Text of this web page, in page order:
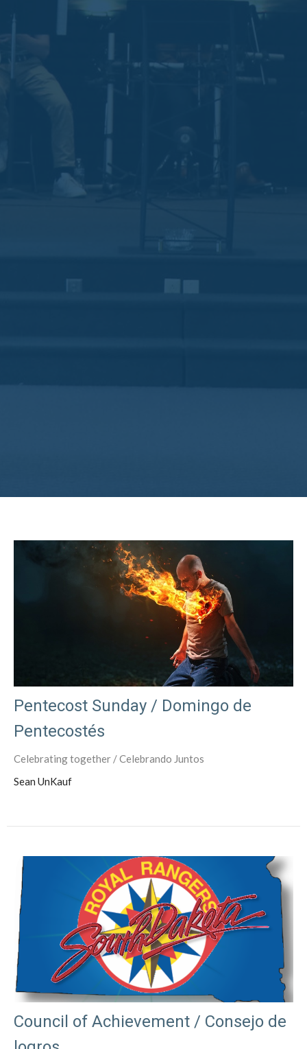
Pentecost Sunday / Domingo de
Pentecostés
Celebrating together / Celebrando Juntos
Sean UnKauf
Council of Achievement / Consejo de